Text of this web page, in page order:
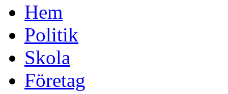
Hem
Politik
Skola
Företag